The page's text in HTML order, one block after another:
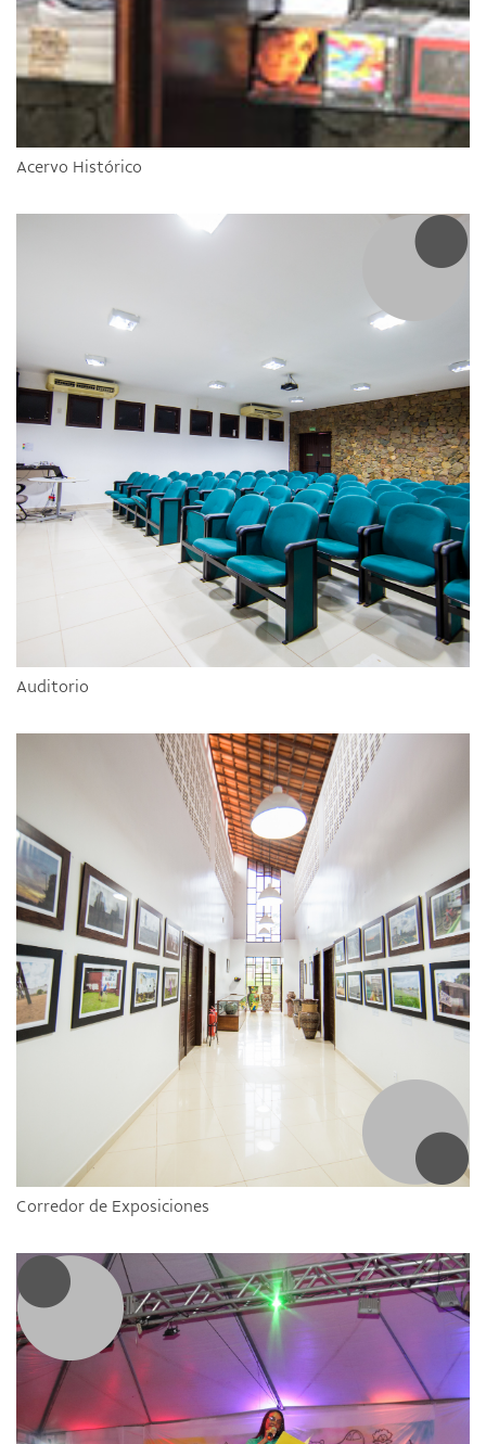
Acervo Histórico
Auditorio
Corredor de Exposiciones